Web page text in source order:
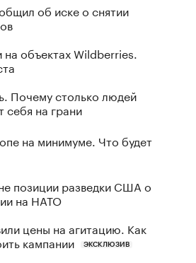
об иске о снятии
на объектах Wildberries.
Почему столько людей
себя на грани
на минимуме. Что будет
позиции разведки США о
на НАТО
цены на агитацию. Как
кампании
ЭКСКЛЮЗИВ